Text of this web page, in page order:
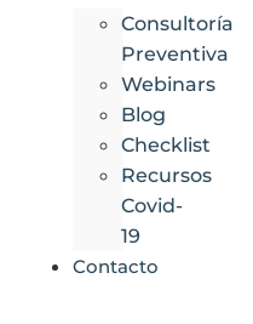
Consultoría
Preventiva
Webinars
Blog
Checklist
Recursos
Covid-
19
Contacto